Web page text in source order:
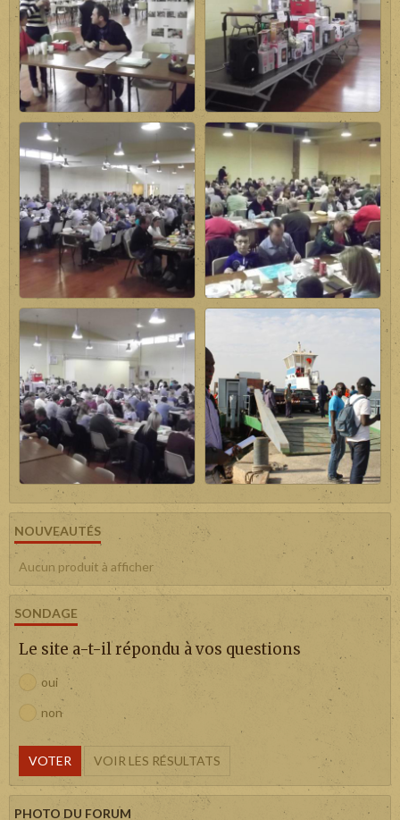
NOUVEAUTÉS
Aucun produit à afficher
SONDAGE
Le site a-t-il répondu à vos questions
oui
non
VOTER VOIR LES RÉSULTATS
PHOTO DU FORUM